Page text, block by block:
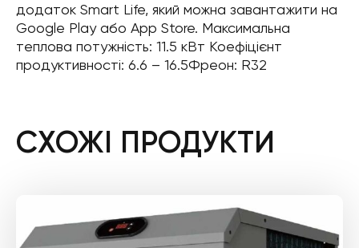
додаток Smart Life, який можна завантажити на
Google Play або App Store. Максимальна
теплова потужність: 11.5 кВт Коефіцієнт
продуктивності: 6.6 – 16.5Фреон: R32
СХОЖІ ПРОДУКТИ